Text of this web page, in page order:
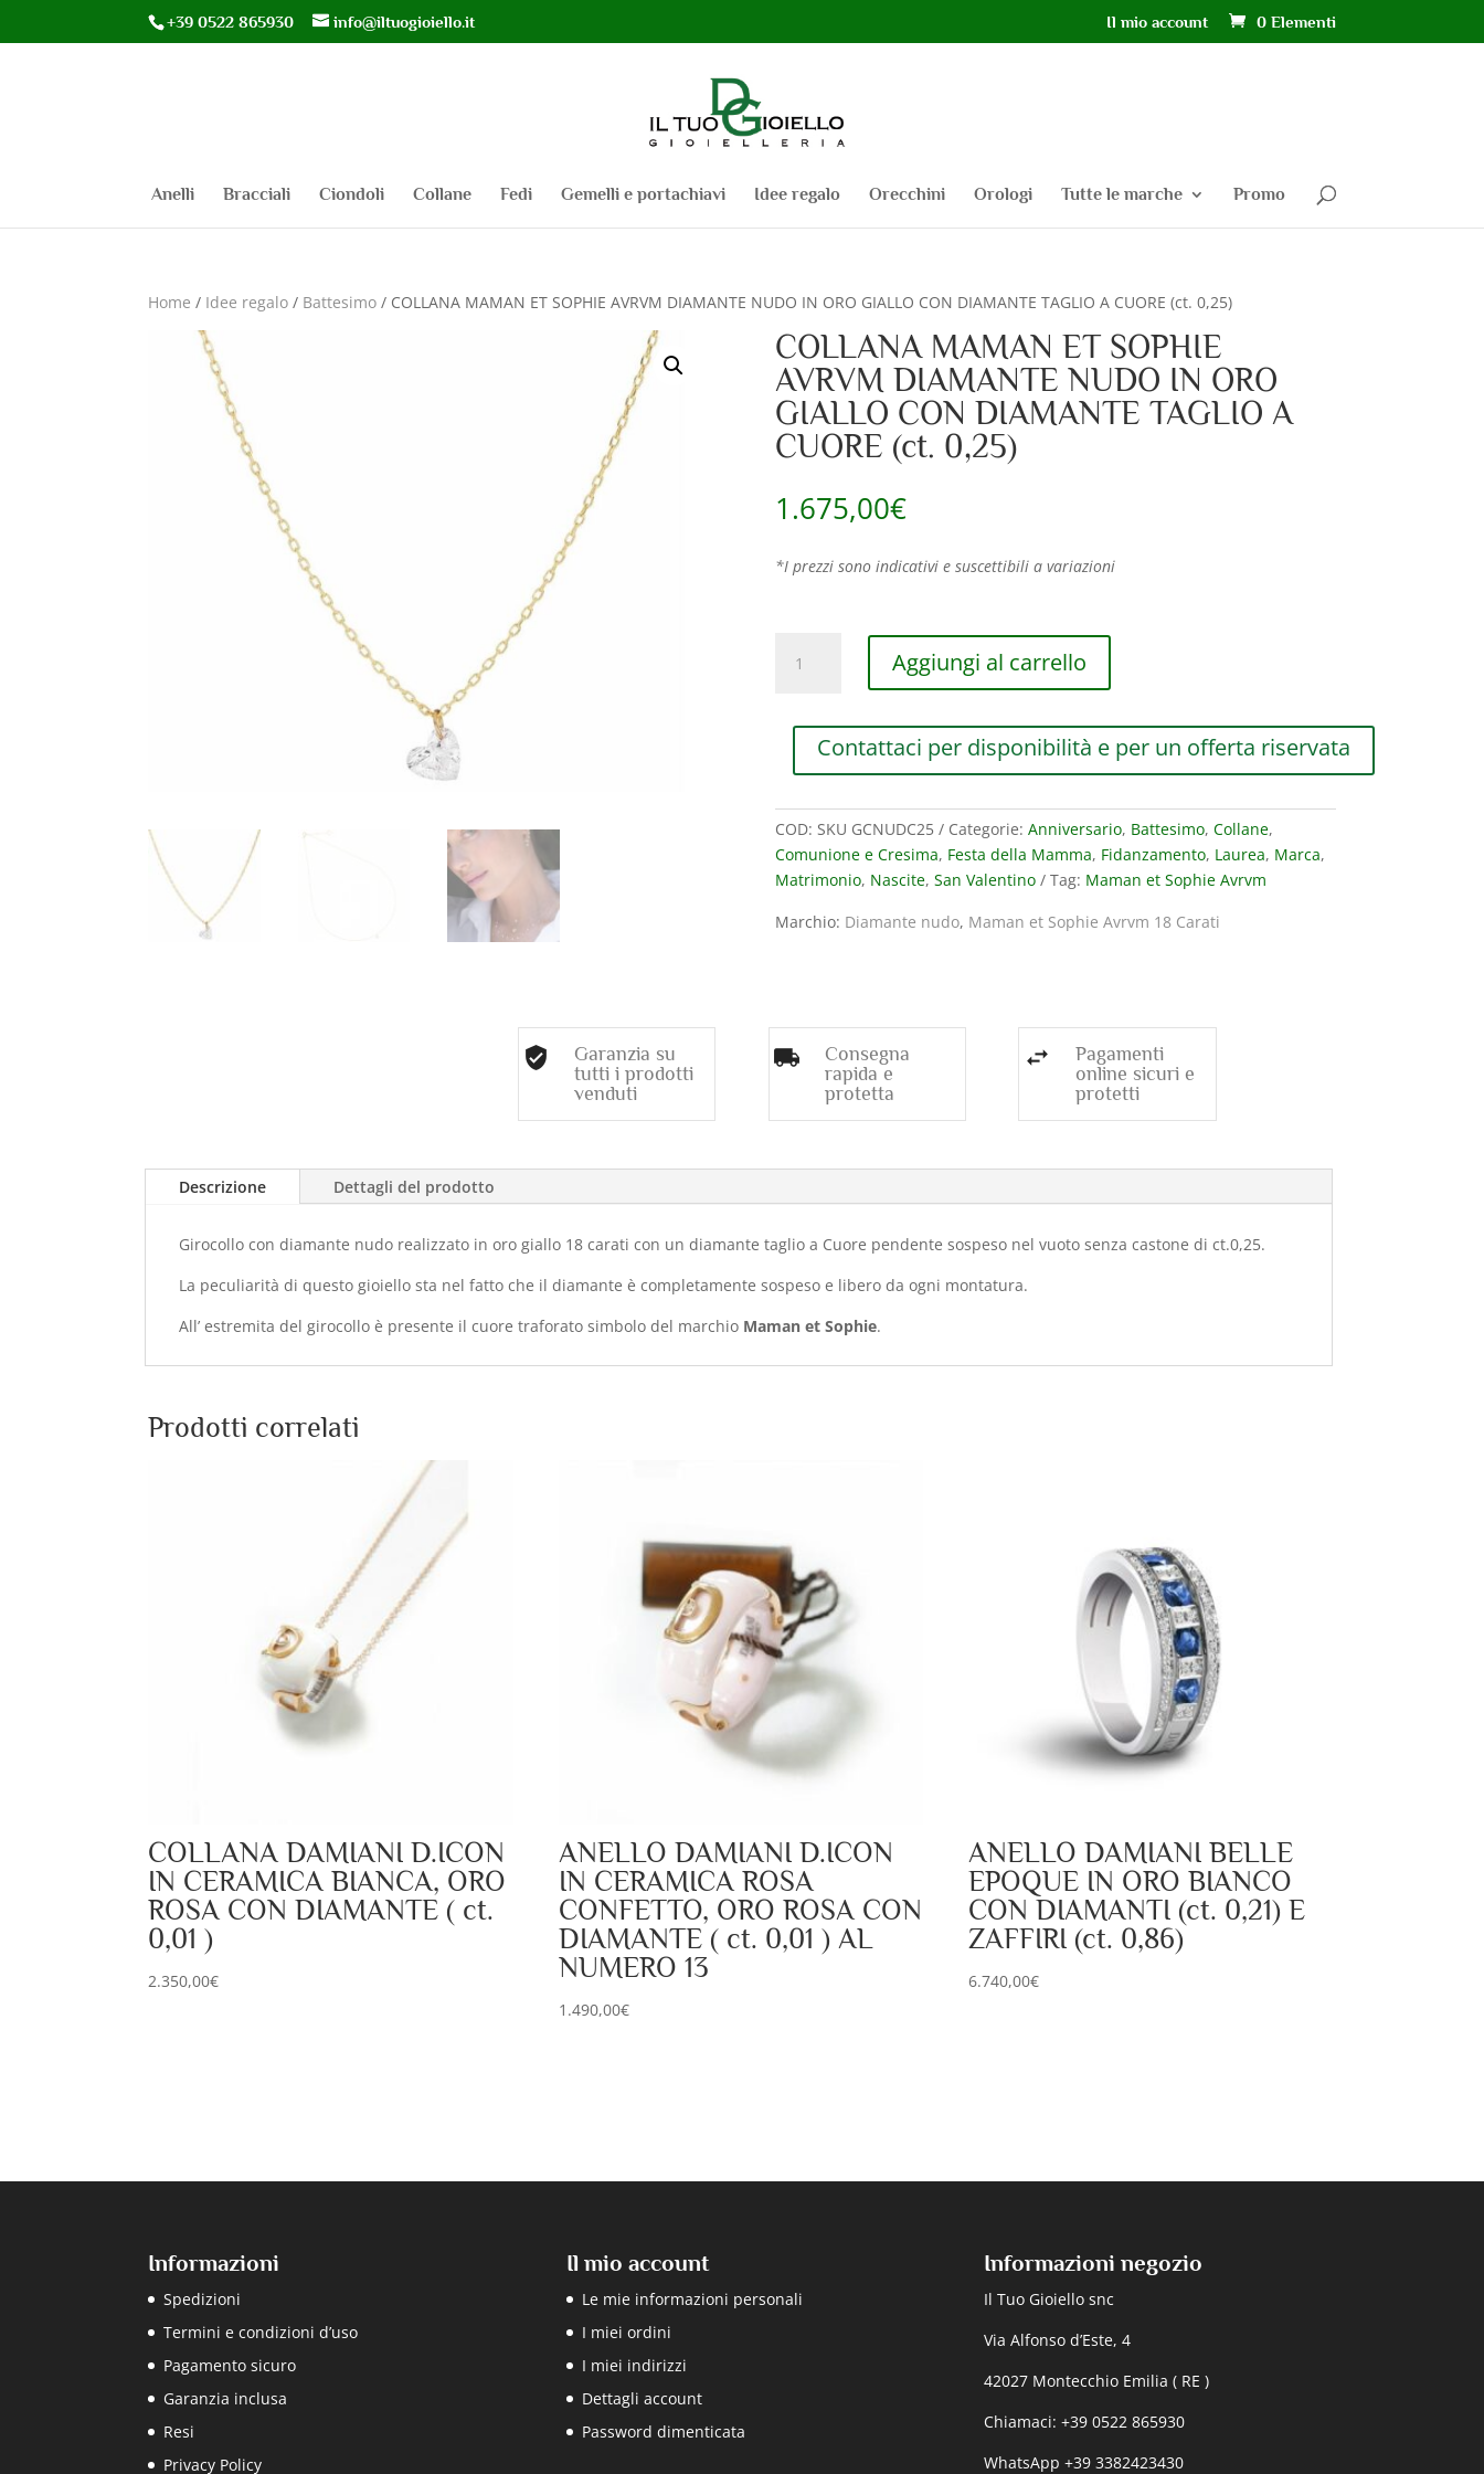
+39 0522 865930 info@iltuogioiello.it Il mio account 0 Elementi
Anelli Bracciali Ciondoli Collane Fedi Gemelli e portachiavi Idee regalo Orecchini Orologi Tutte le marche Promo
Home / Idee regalo / Battesimo / COLLANA MAMAN ET SOPHIE AVRVM DIAMANTE NUDO IN ORO GIALLO CON DIAMANTE TAGLIO A CUORE (ct. 0,25)
COLLANA MAMAN ET SOPHIE
AVRVM DIAMANTE NUDO IN ORO
GIALLO CON DIAMANTE TAGLIO A
CUORE (ct. 0,25)
1.675,00€
*I prezzi sono indicativi e suscettibili a variazioni
MAMAN
AVRVM
DIAMANTE
IN
ORO
GIALLO
DIAMANTE
(ct.
0,25)
quantità
Aggiungi al carrello
Contattaci per disponibilità e per un offerta riservata
COD: SKU GCNUDC25 Categorie: Anniversario, Battesimo, Collane,
Comunione e Cresima, Festa della Mamma, Fidanzamento, Laurea, Marca,
Matrimonio, Nascite, San Valentino Tag: Maman et Sophie Avrvm
Marchio: Diamante nudo, Maman et Sophie Avrvm 18 Carati
Garanzia su
tutti i prodotti
venduti
Consegna
rapida e
protetta
Pagamenti
online sicuri e
protetti
Descrizione Dettagli del prodotto
Girocollo con diamante nudo realizzato in oro giallo 18 carati con un diamante taglio a Cuore pendente sospeso nel vuoto senza castone di ct.0,25.
La peculiarità di questo gioiello sta nel fatto che il diamante è completamente sospeso e libero da ogni montatura.
All’ estremita del girocollo è presente il cuore traforato simbolo del marchio Maman et Sophie.
Prodotti correlati
COLLANA DAMIANI D.ICON
IN CERAMICA BIANCA, ORO
ROSA CON DIAMANTE ( ct.
0,01 )
2.350,00€
ANELLO DAMIANI D.ICON
IN CERAMICA ROSA
CONFETTO, ORO ROSA CON
DIAMANTE ( ct. 0,01 ) AL
NUMERO 13
1.490,00€
ANELLO DAMIANI BELLE
EPOQUE IN ORO BIANCO
CON DIAMANTI (ct. 0,21) E
ZAFFIRI (ct. 0,86)
6.740,00€
Informazioni
Spedizioni
Termini e condizioni d’uso
Pagamento sicuro
Garanzia inclusa
Resi
Privacy Policy
Il mio account
Le mie informazioni personali
I miei ordini
I miei indirizzi
Dettagli account
Password dimenticata
Informazioni negozio
Il Tuo Gioiello snc
Via Alfonso d’Este, 4
42027 Montecchio Emilia ( RE )
Chiamaci: +39 0522 865930
WhatsApp +39 3382423430